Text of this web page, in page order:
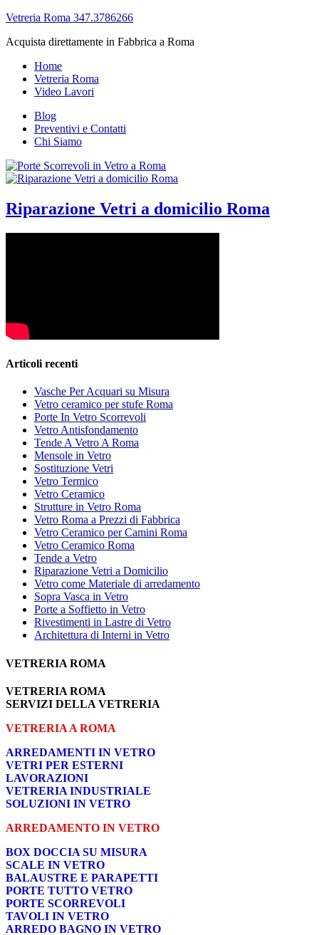
Vetreria Roma 347.3786266
Acquista direttamente in Fabbrica a Roma
Home
Vetreria Roma
Video Lavori
Blog
Preventivi e Contatti
Chi Siamo
Riparazione Vetri a domicilio Roma
Articoli recenti
Vasche Per Acquari su Misura
Vetro ceramico per stufe Roma
Porte In Vetro Scorrevoli
Vetro Antisfondamento
Tende A Vetro A Roma
Mensole in Vetro
Sostituzione Vetri
Vetro Termico
Vetro Ceramico
Strutture in Vetro Roma
Vetro Roma a Prezzi di Fabbrica
Vetro Ceramico per Camini Roma
Vetro Ceramico Roma
Tende a Vetro
Riparazione Vetri a Domicilio
Vetro come Materiale di arredamento
Sopra Vasca in Vetro
Porte a Soffietto in Vetro
Rivestimenti in Lastre di Vetro
Architettura di Interni in Vetro
VETRERIA ROMA
VETRERIA ROMA
SERVIZI DELLA VETRERIA
VETRERIA A ROMA
ARREDAMENTI IN VETRO
VETRI PER ESTERNI
LAVORAZIONI
VETRERIA INDUSTRIALE
SOLUZIONI IN VETRO
ARREDAMENTO IN VETRO
BOX DOCCIA SU MISURA
SCALE IN VETRO
BALAUSTRE E PARAPETTI
PORTE TUTTO VETRO
PORTE SCORREVOLI
TAVOLI IN VETRO
ARREDO BAGNO IN VETRO